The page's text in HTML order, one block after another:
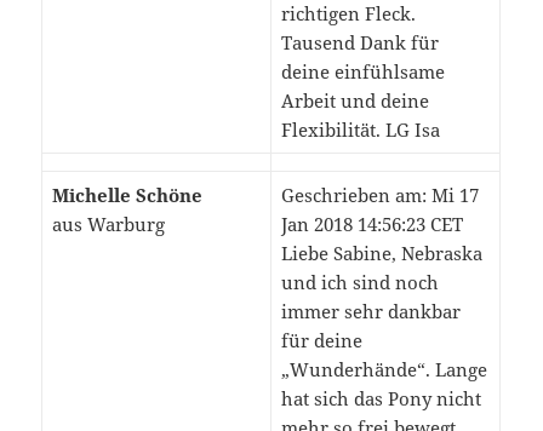
richtigen Fleck.
Tausend Dank für
deine einfühlsame
Arbeit und deine
Flexibilität. LG Isa
Michelle Schöne
aus Warburg
Geschrieben am: Mi 17
Jan 2018 14:56:23 CET
Liebe Sabine, Nebraska
und ich sind noch
immer sehr dankbar
für deine
„Wunderhände“. Lange
hat sich das Pony nicht